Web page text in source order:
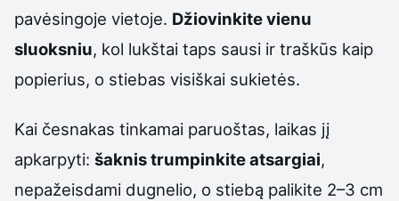
pavėsingoje vietoje. Džiovinkite vienu
sluoksniu, kol lukštai taps sausi ir traškūs kaip
popierius, o stiebas visiškai sukietės.
Kai česnakas tinkamai paruoštas, laikas jį
apkarpyti: šaknis trumpinkite atsargiai,
nepažeisdami dugnelio, o stiebą palikite 2–3 cm